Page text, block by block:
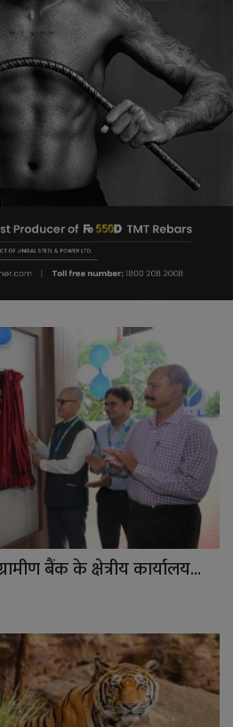
बैंक के क्षेत्रीय कार्यालय...